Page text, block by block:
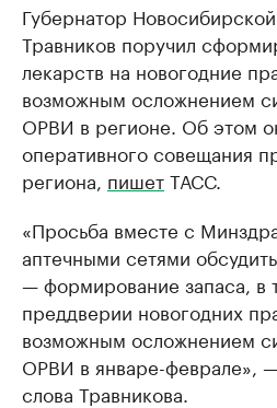
Губернатор
Травников поручил
лекарств на новогодние
возможным осложнением
ОРВИ в регионе. Об этом
оперативного совещания
региона, пишетТАСС.
«Просьба вместе с
аптечными сетями
— формирование запаса, в
преддверии новогодних
возможным осложнением
ОРВИ в январе-феврале»,
слова Травникова.